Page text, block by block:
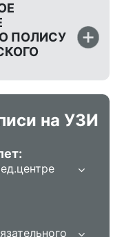
ПОЛИСУ
на УЗИ